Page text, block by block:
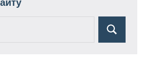
Поиск